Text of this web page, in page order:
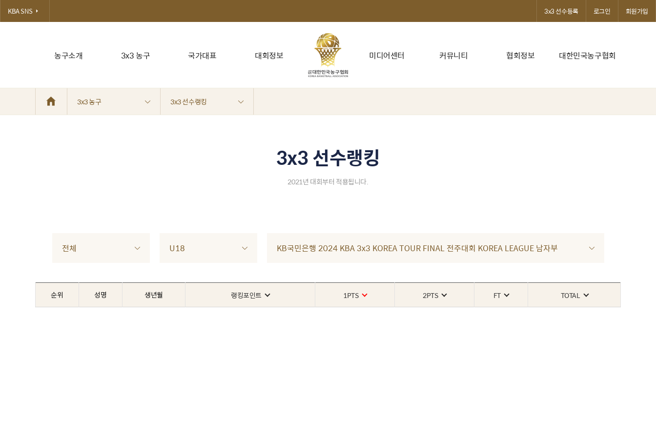
농구소개 3x3 농구 국가대표 대회정보 미디어센터 커뮤니티 협회정보 대한민국농구협회
KBA SNS 3x3 선수등록 로그인 회원가입
3x3 농구 3x3 선수랭킹
3x3 선수랭킹
2021년 대회부터 적용됩니다.
전체 U18 KB국민은행 2024 KBA 3x3 KOREA TOUR FINAL 전주대회 KOREA LEAGUE 남자부
순위 성명 생년월 랭킹포인트 1PTS 2PTS FT TOTAL